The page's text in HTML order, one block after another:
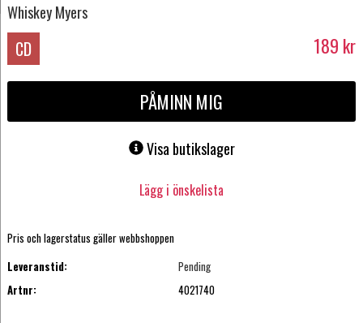
Whiskey Myers
CD 189 kr
PÅMINN MIG
Visa butikslager
Lägg i önskelista
Pris och lagerstatus gäller webbshoppen
Leveranstid:
Pending
Artnr:
4021740